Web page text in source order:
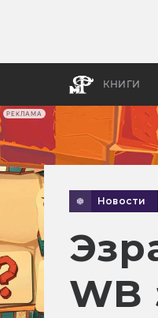
РЕКЛАМА
КНИГИ
Новости
WB